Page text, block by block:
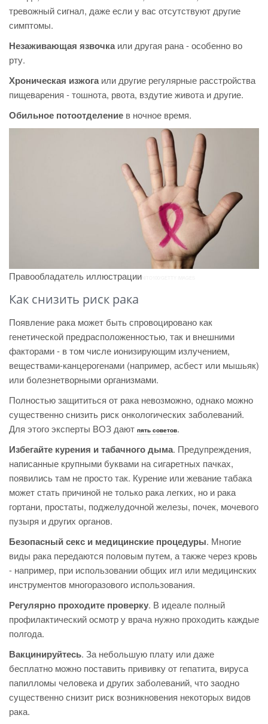
тревожный сигнал, даже если у вас отсутствуют другие
симптомы.
Незаживающая язвочкаили другая рана - особенно во
рту.
Хроническая изжогаили другие регулярные расстройства
пищеварения - тошнота, рвота, вздутие живота и другие.
Обильное потоотделение в ночное время.
Правообладатель иллюстрации
Как снизить риск рака
Появление рака может быть спровоцировано как
генетической предрасположенностью, так и внешними
факторами - в том числе ионизирующим излучением,
веществами-канцерогенами (например, асбест или мышьяк)
или болезнетворными организмами.
Полностью защититься от рака невозможно, однако можно
существенно снизить риск онкологических заболеваний.
Для этого эксперты ВОЗ дают пять советов.
Избегайте курения и табачного дыма. Предупреждения,
написанные крупными буквами на сигаретных пачках,
появились там не просто так. Курение или жевание табака
может стать причиной не только рака легких, но и рака
гортани, простаты, поджелудочной железы, почек, мочевого
пузыря и других органов.
Безопасный секс и медицинские процедуры. Многие
виды рака передаются половым путем, а также через кровь
- например, при использовании общих игл или медицинских
инструментов многоразового использования.
Регулярно проходите проверку. В идеале полный
профилактический осмотр у врача нужно проходить каждые
полгода.
Вакцинируйтесь. За небольшую плату или даже
бесплатно можно поставить прививку от гепатита, вируса
папилломы человека и других заболеваний, что заодно
существенно снизит риск возникновения некоторых видов
рака.